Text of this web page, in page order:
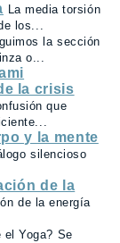
La media torsión
los...
la sección
o...
la crisis
que
y la mente
silencioso
de la
de la energía
el Yoga? Se